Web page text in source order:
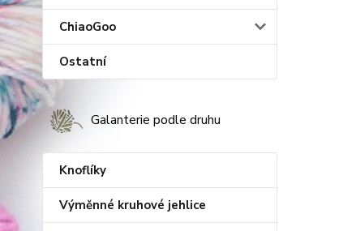
ChiaoGoo
Ostatní
Galanterie podle druhu
Knoflíky
Výměnné kruhové jehlice